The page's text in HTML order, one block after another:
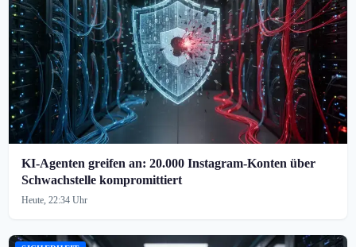
KI-Agenten greifen an: 20.000 Instagram-Konten über
Schwachstelle kompromittiert
Heute, 22:34 Uhr